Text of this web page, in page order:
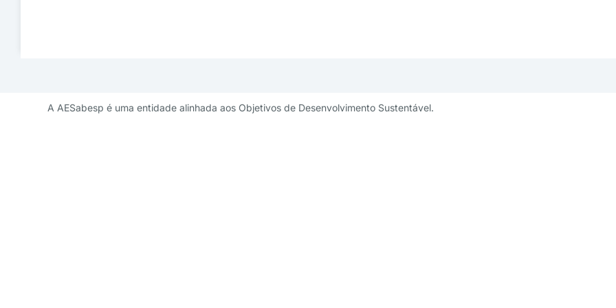
A AESabesp é uma entidade alinhada aos Objetivos de Desenvolvimento Sustentável.